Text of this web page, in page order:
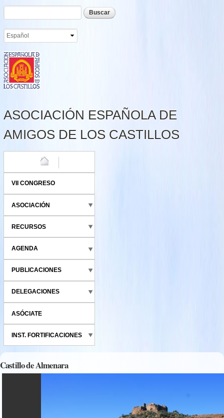
Pasar al
contenido
Formulario de búsqueda
Buscar
ASOCIACIÓN ESPAÑOLA DE
AMIGOS DE LOS CASTILLOS
VII CONGRESO
ASOCIACIÓN
RECURSOS
AGENDA
PUBLICACIONES
DELEGACIONES
ASÓCIATE
INST. FORTIFICACIONES
Castillo de Almenara